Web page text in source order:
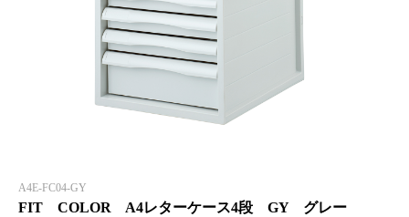
A4E-FC04-GY
FIT COLOR A4レターケース4段 GY グレー